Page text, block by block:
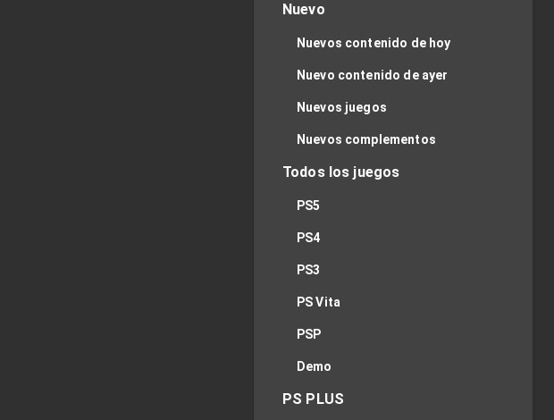
Nuevo
Nuevos contenido de hoy
Nuevo contenido de ayer
Nuevos juegos
Nuevos complementos
Todos los juegos
PS5
PS4
PS3
PS Vita
PSP
Demo
PS PLUS